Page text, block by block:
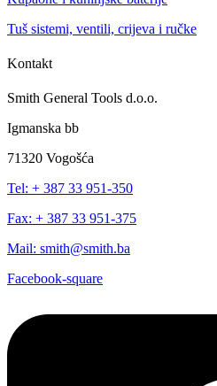
Tuš sistemi, ventili, crijeva i ručke
Kontakt
Smith General Tools d.o.o.
Igmanska bb
71320 Vogošća
Tel: + 387 33 951-350
Fax: + 387 33 951-375
Mail: smith@smith.ba
Facebook-square